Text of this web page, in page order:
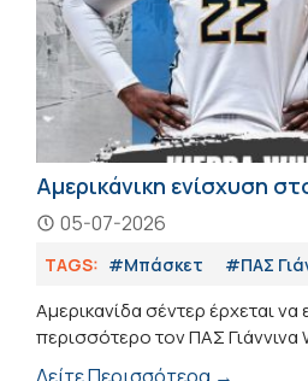
Αμερικάνικη ενίσχυση
05-07-2026
TAGS: #Μπάσκετ #ΠΑΣ
Αμερικανίδα σέντερ έρχεται να
περισσότερο τον ΠΑΣ Γιάννινα